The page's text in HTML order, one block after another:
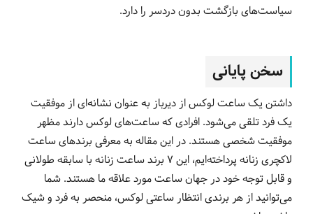
سیاست‌های بازگشت بدون دردسر را دارد.
سخن پایانی
داشتن یک ساعت لوکس از دیرباز به عنوان نشانه‌ای از موفقیت
یک فرد تلقی می‌شود. افرادی که ساعت‌های لوکس دارند مظهر
موفقیت شخصی هستند. در این مقاله به معرفی برندهای ساعت
لاکچری زنانه پرداخته‌ایم، این 7 برند ساعت زنانه با سابقه طولانی
و قابل توجه خود در جهان ساعت مورد علاقه ما هستند. شما
می‌توانید از هر برندی انتظار ساعتی لوکس، منحصر به فرد و شیک